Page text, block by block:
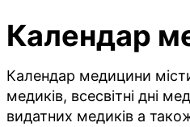
Календар
Календар медицини
медиків, всесвітні дні
видатних медиків а